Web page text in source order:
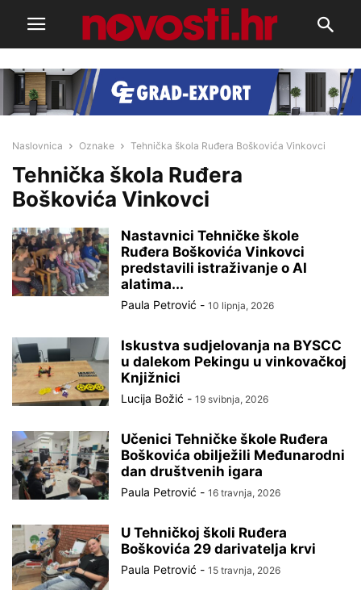
Naslovnica Oznake Tehnička škola Ruđera Boškovića Vinkovci
Tehnička škola Ruđera
Boškovića Vinkovci
Nastavnici Tehničke škole
Ruđera Boškovića Vinkovci
predstavili istraživanje o AI
alatima...
Paula Petrović - 10 lipnja, 2026
Iskustva sudjelovanja na BYSCC
u dalekom Pekingu u vinkovačkoj
Knjižnici
Lucija Božić - 19 svibnja, 2026
Učenici Tehničke škole Ruđera
Boškovića obilježili Međunarodni
dan društvenih igara
Paula Petrović - 16 travnja, 2026
U Tehničkoj školi Ruđera
Boškovića 29 darivatelja krvi
Paula Petrović - 15 travnja, 2026